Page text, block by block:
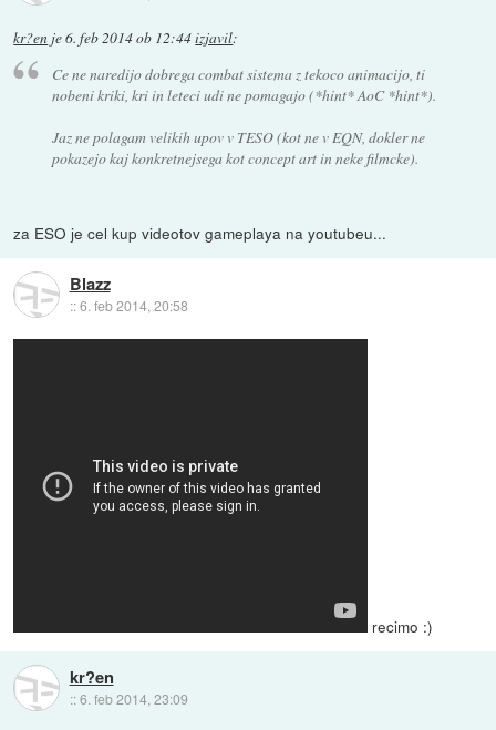
kr?en je6. feb 2014 ob 12:44izjavil:
Ce ne naredijo dobrega combat sistema z tekoco animacijo, ti
nobeni kriki, kri in leteci udi ne pomagajo (*hint* AoC *hint*).
Jaz ne polagam velikih upov v TESO (kot ne v EQN, dokler ne
pokazejo kaj konkretnejsega kot concept art in neke filmcke).
za ESO je cel kup videotov gameplaya na youtubeu...
Blazz
::6. feb 2014, 20:58
recimo :)
kr?en
::6. feb 2014, 23:09